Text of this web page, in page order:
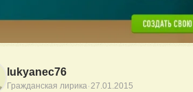
lukyanec76
Гражданская лирика·27.01.2015